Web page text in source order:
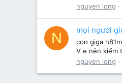
nguyen long
N mọi người
con giga
V e nên kiểm
nguyen long